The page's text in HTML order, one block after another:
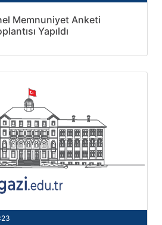
Memnuniyet Anketi
Yapıldı